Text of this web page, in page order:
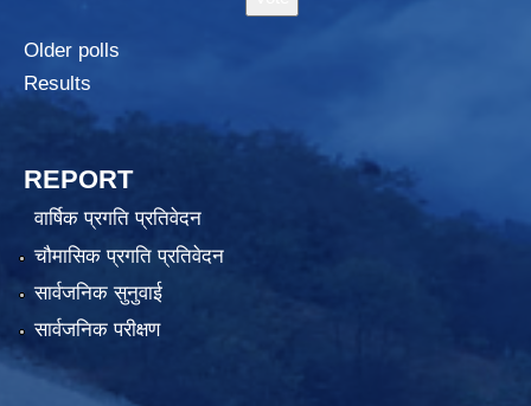
Older polls
Results
REPORT
वार्षिक प्रगति प्रतिवेदन
चौमासिक प्रगति प्रतिवेदन
सार्वजनिक सुनुवाई
सार्वजनिक परीक्षण